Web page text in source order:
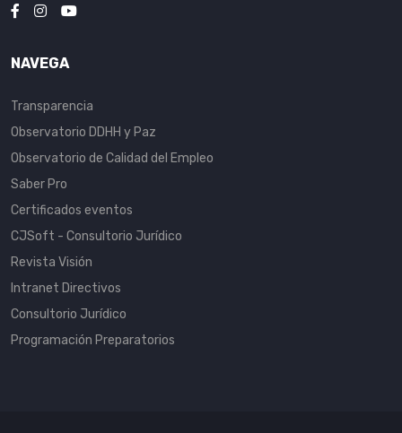
NAVEGA
Transparencia
Observatorio DDHH y Paz
Observatorio de Calidad del Empleo
Saber Pro
Certificados eventos
CJSoft - Consultorio Jurídico
Revista Visión
Intranet Directivos
Consultorio Jurídico
Programación Preparatorios